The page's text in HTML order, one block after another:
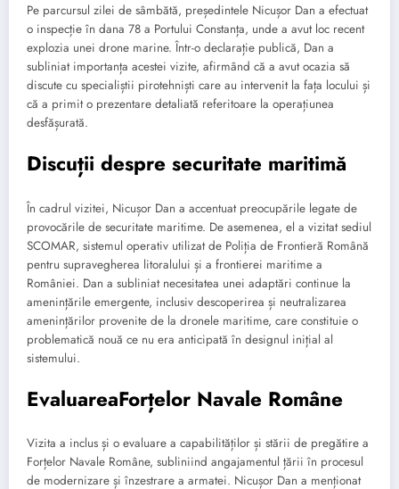
Pe parcursul zilei de sâmbătă, președintele Nicușor Dan a efectuat
o inspecție în dana 78 a Portului Constanța, unde a avut loc recent
explozia unei drone marine. Într-o declarație publică, Dan a
subliniat importanța acestei vizite, afirmând că a avut ocazia să
discute cu specialiștii pirotehniști care au intervenit la fața locului și
că a primit o prezentare detaliată referitoare la operațiunea
desfășurată.
Discuții despre securitate maritimă
În cadrul vizitei, Nicușor Dan a accentuat preocupările legate de
provocările de securitate maritime. De asemenea, el a vizitat sediul
SCOMAR, sistemul operativ utilizat de Poliția de Frontieră Română
pentru supravegherea litoralului și a frontierei maritime a
României. Dan a subliniat necesitatea unei adaptări continue la
amenințările emergente, inclusiv descoperirea și neutralizarea
amenințărilor provenite de la dronele maritime, care constituie o
problematică nouă ce nu era anticipată în designul inițial al
sistemului.
EvaluareaForțelor Navale Române
Vizita a inclus și o evaluare a capabilităților și stării de pregătire a
Forțelor Navale Române, subliniind angajamentul țării în procesul
de modernizare și înzestrare a armatei. Nicușor Dan a menționat